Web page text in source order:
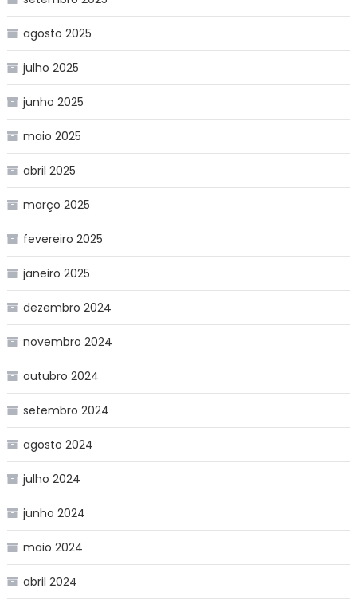
agosto 2025
julho 2025
junho 2025
maio 2025
abril 2025
março 2025
fevereiro 2025
janeiro 2025
dezembro 2024
novembro 2024
outubro 2024
setembro 2024
agosto 2024
julho 2024
junho 2024
maio 2024
abril 2024